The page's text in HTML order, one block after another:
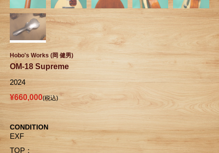
Hobo's Works (岡 健男)
OM-18 Supreme
2024
¥660,000(税込)
CONDITION
EXF
TOP：